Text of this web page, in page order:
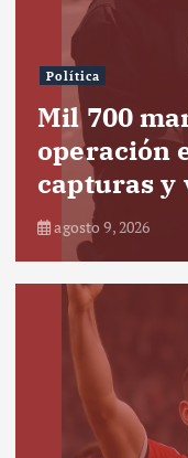
Política
Mil 700
operación
capturas y
agosto 9, 2026